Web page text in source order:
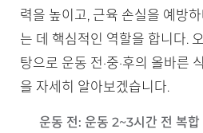
력을 높이고, 근육 손실을 예방
는 데 핵심적인 역할을 합니다.
탕으로 운동 전·중·후의 올바른
을 자세히 알아보겠습니다.
운동 전: 운동 2~3시간 전 복